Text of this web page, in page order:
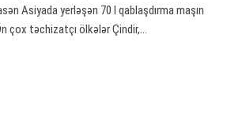
Asiyada yerləşən 70 l qablaşdırma maşın
çox təchizatçı ölkələr Çindir,…